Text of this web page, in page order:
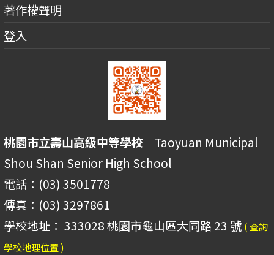
著作權聲明
登入
桃園市立壽山高級中等學校 Taoyuan Municipal
Shou Shan Senior High School
電話：(03) 3501778
傳真：(03) 3297861
學校地址： 333028 桃園市龜山區大同路 23 號 ( 查詢
學校地理位置 )